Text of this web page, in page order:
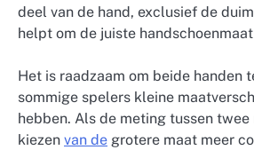
deel van de hand, exclusief de
helpt om de juiste
Het is raadzaam om beide handen
sommige spelers kleine
hebben. Als de meting tussen
kiezen van de grotere maat meer